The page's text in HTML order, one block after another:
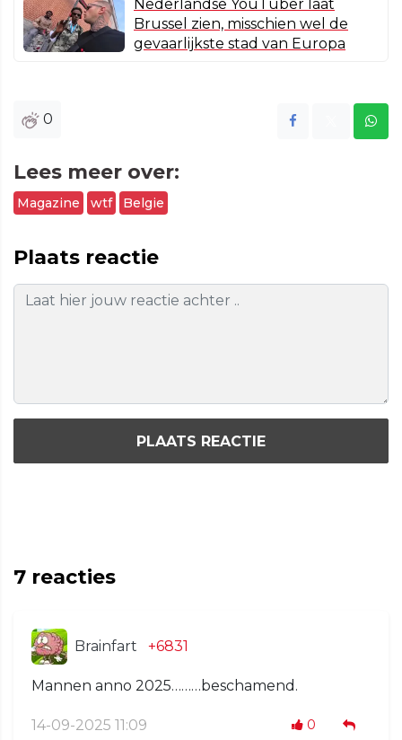
Nederlandse YouTuber laat
Brussel zien, misschien wel de
gevaarlijkste stad van Europa
0
Lees meer over:
Magazine wtf Belgie
Plaats reactie
PLAATS REACTIE
7 reacties
Brainfart +6831
Mannen anno 2025………beschamend.
14-09-2025 11:09 0